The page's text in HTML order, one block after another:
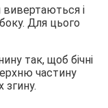
і
Для цього
так, щоб бічні
частину
згину.